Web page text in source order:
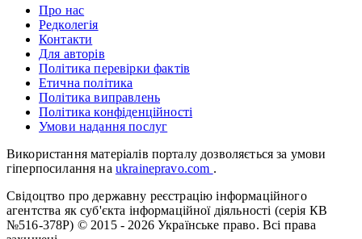
Про нас
Редколегія
Контакти
Для авторів
Політика перевірки фактів
Етична політика
Політика виправлень
Політика конфіденційності
Умови надання послуг
Використання матеріалів порталу дозволяється за умови
гіперпосилання на ukrainepravo.com .
Свідоцтво про державну реєстрацію інформаційного
агентства як суб'єкта інформаційної діяльності (серія КВ
№516-378Р) © 2015 - 2026 Українське право. Всі права